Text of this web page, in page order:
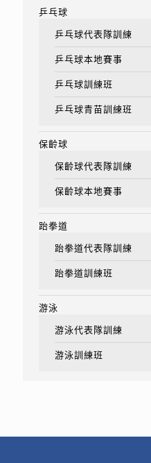
乒乓球
乒乓球代表隊訓練
乒乓球本地賽事
乒乓球訓練班
乒乓球青苗訓練班
保齡球
保齡球代表隊訓練
保齡球本地賽事
跆拳道
跆拳道代表隊訓練
跆拳道訓練班
游泳
游泳代表隊訓練
游泳訓練班